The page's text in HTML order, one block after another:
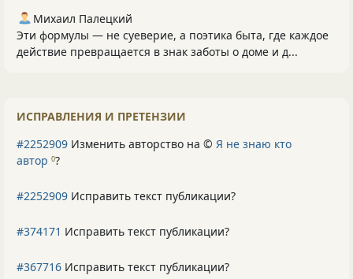
Михаил Палецкий
Эти формулы — не суеверие, а поэтика быта, где каждое
действие превращается в знак заботы о доме и д...
ИСПРАВЛЕНИЯ И ПРЕТЕНЗИИ
#2252909 Изменить авторство на © Я не знаю кто
автор 0?
#2252909 Исправить текст публикации?
#374171 Исправить текст публикации?
#367716 Исправить текст публикации?